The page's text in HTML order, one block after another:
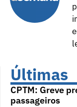
Últimas
CPTM: Greve
passageiros